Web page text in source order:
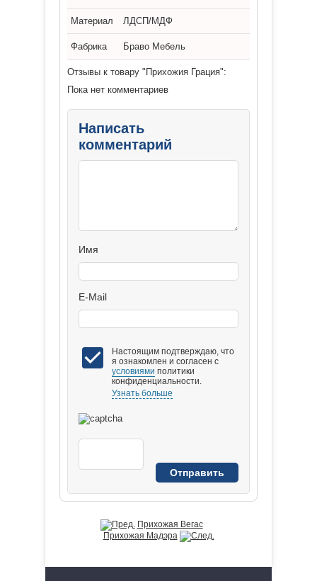
Материал ЛДСП/МДФ
Фабрика Браво Мебель
Отзывы к товару "Прихожия Грация":
Пока нет комментариев
Написать
комментарий
Имя
E-Mail
Настоящим подтверждаю, что
я ознакомлен и согласен с
условиями политики
конфиденциальности.
Узнать больше
Прихожая Вегас
Прихожая Мадэра